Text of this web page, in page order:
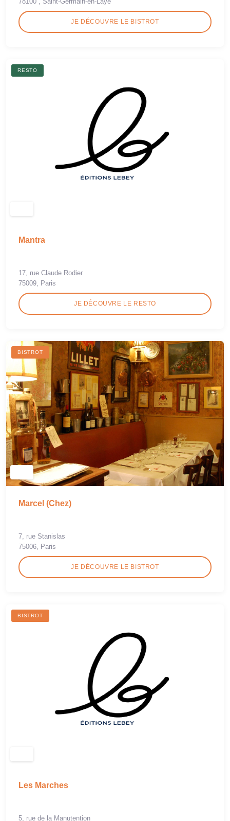
JE DÉCOUVRE LE BISTROT
RESTO
Mantra
17, rue Claude Rodier
75009, Paris
JE DÉCOUVRE LE RESTO
BISTROT
Marcel (Chez)
7, rue Stanislas
75006, Paris
JE DÉCOUVRE LE BISTROT
BISTROT
Les Marches
5, rue de la Manutention